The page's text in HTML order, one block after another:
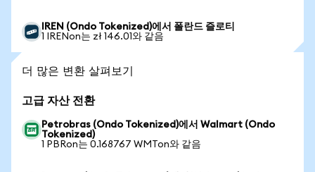
IREN (Ondo Tokenized)에서 폴란드 즐로티
1 IRENon는 zł 146.01와 같음
더 많은 변환 살펴보기
고급 자산 전환
Petrobras (Ondo Tokenized)에서 Walmart (Ondo
Tokenized)
1 PBRon는 0.168767 WMTon와 같음